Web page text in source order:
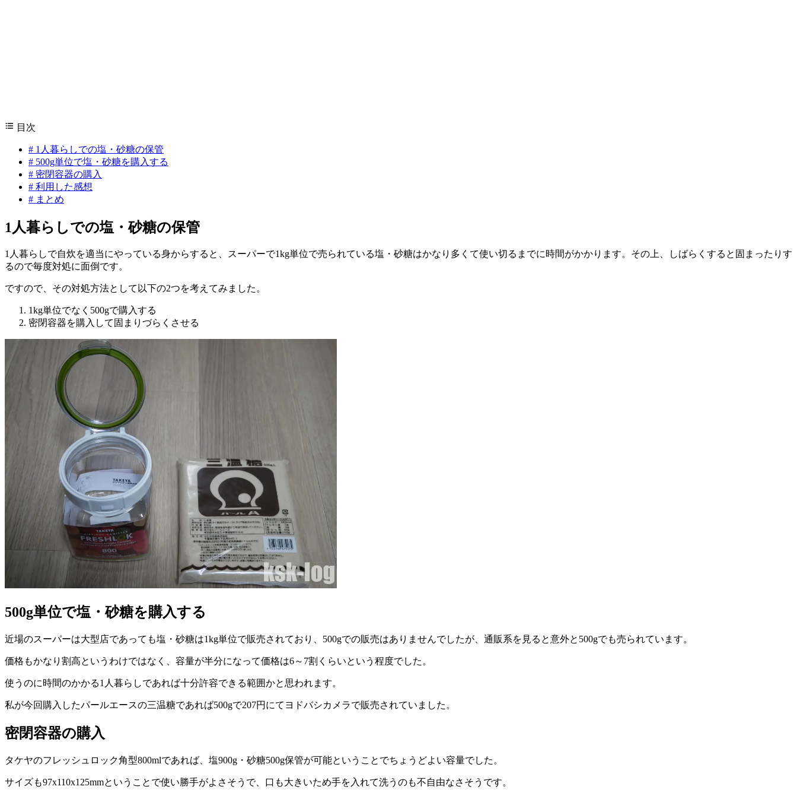
目次
# 1人暮らしでの塩・砂糖の保管
# 500g単位で塩・砂糖を購入する
# 密閉容器の購入
# 利用した感想
# まとめ
1人暮らしでの塩・砂糖の保管
1人暮らしで自炊を適当にやっている身からすると、スーパーで1kg単位で売られている塩・砂糖はかなり多くて使い切るまでに時間がかかります。その上、しばらくすると固まったりす
るので毎度対処に面倒です。
ですので、その対処方法として以下の2つを考えてみました。
1kg単位でなく500gで購入する
密閉容器を購入して固まりづらくさせる
500g単位で塩・砂糖を購入する
近場のスーパーは大型店であっても塩・砂糖は1kg単位で販売されており、500gでの販売はありませんでしたが、通販系を見ると意外と500gでも売られています。
価格もかなり割高というわけではなく、容量が半分になって価格は6～7割くらいという程度でした。
使うのに時間のかかる1人暮らしであれば十分許容できる範囲かと思われます。
私が今回購入したパールエースの三温糖であれば500gで207円にてヨドバシカメラで販売されていました。
密閉容器の購入
タケヤのフレッシュロック角型800mlであれば、塩900g・砂糖500g保管が可能ということでちょうどよい容量でした。
サイズも97x110x125mmということで使い勝手がよさそうで、口も大きいため手を入れて洗うのも不自由なさそうです。